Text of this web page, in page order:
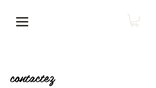
contactez